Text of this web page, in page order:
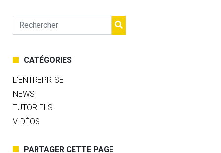
CATÉGORIES
L'ENTREPRISE
NEWS
TUTORIELS
VIDÉOS
PARTAGER CETTE PAGE